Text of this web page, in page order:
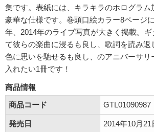
集です。表紙には、キラキラのホログラム
豪華な仕様です。巻頭口絵カラー8ページ
年、2014年のライブ写真が大きく掲載。
て彼らの楽曲に浸るも良し、歌詞を読み返
色に思いを馳せるも良し、のアニバーサリ
入れたい1冊です！
商品情報
商品コード
GTL01090987
発売日 2014年10月21